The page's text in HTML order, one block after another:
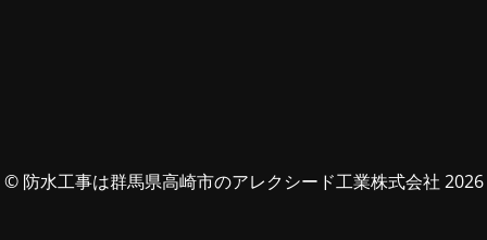
© 防水工事は群馬県高崎市のアレクシード工業株式会社 2026